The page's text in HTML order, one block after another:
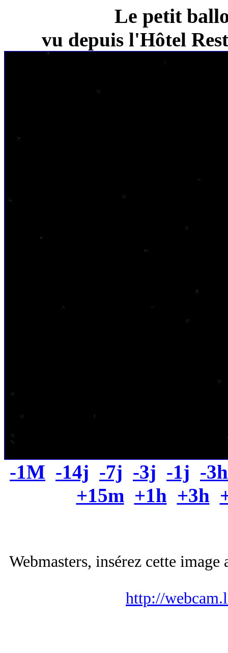
Le petit
vu depuis l'Hôtel
-1M -14j -7j -3j -1j -3h
+15m +1h +3h
Webmasters, insérez cette
http://